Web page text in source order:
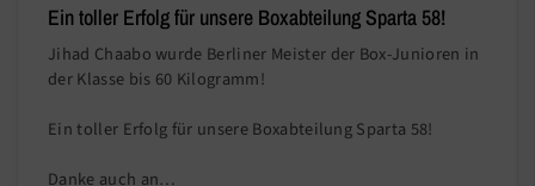
Ein toller Erfolg für unsere Boxabteilung Sparta 58!
Jihad Chaabo wurde Berliner Meister der Box-Junioren in
der Klasse bis 60 Kilogramm!
Ein toller Erfolg für unsere Boxabteilung Sparta 58!
Danke auch an…